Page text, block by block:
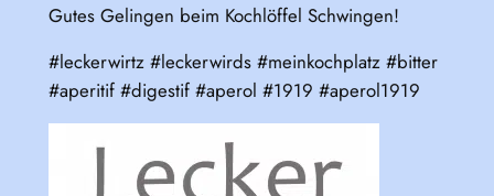
Gutes Gelingen beim Kochlöffel Schwingen!
#leckerwirtz #leckerwirds #meinkochplatz #bitter
#aperitif #digestif #aperol #1919 #aperol1919